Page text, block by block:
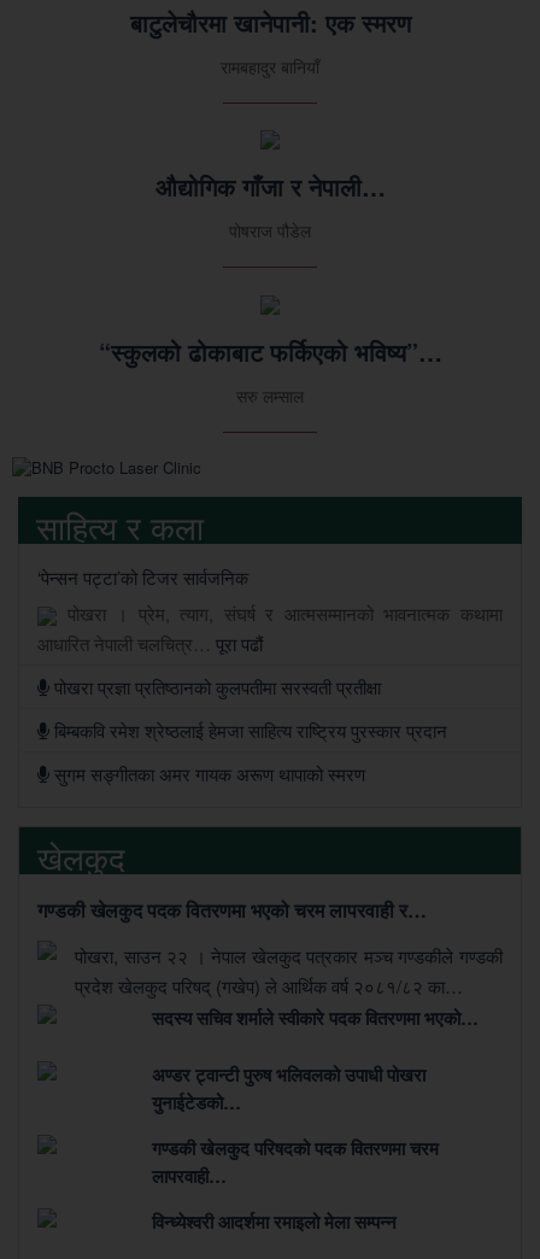
बाटुलेचौरमा खानेपानी: एक स्मरण
रामबहादुर बानियाँ
औद्योगिक गाँजा र नेपाली…
पोषराज पौडेल
“स्कुलको ढोकाबाट फर्किएको भविष्य”…
सरु लम्साल
साहित्य र कला
‘पेन्सन पट्टा’को टिजर सार्वजनिक
पोखरा । प्रेम, त्याग, संघर्ष र आत्मसम्मानको भावनात्मक कथामा
आधारित नेपाली चलचित्र… पूरा पढौं
पोखरा प्रज्ञा प्रतिष्ठानको कुलपतीमा सरस्वती प्रतीक्षा
बिम्बकवि रमेश श्रेष्ठलाई हेमजा साहित्य राष्ट्रिय पुरस्कार प्रदान
सुगम सङ्गीतका अमर गायक अरूण थापाको स्मरण
खेलकुद
गण्डकी खेलकुद पदक वितरणमा भएको चरम लापरवाही र…
पोखरा, साउन २२ । नेपाल खेलकुद पत्रकार मञ्च गण्डकीले गण्डकी
प्रदेश खेलकुद परिषद् (गखेप) ले आर्थिक वर्ष २०८१/८२ का…
सदस्य सचिव शर्माले स्वीकारे पदक वितरणमा भएको…
अण्डर ट्वान्टी पुरुष भलिवलको उपाधी पोखरा
युनाईटेडको…
गण्डकी खेलकुद परिषदको पदक वितरणमा चरम
लापरवाही…
विन्ध्येश्वरी आदर्शमा रमाइलो मेला सम्पन्न